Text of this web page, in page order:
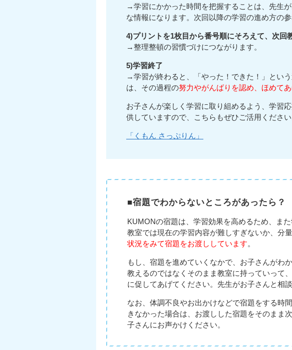
→学習にかかった時間を把握することは、先生
な情報になります。次回以降の学習の進め方の参
4)プリントを1枚目から番号順にそろえて、次回
→整理整頓の習慣づけにつながります。
5)学習終了
→学習が終わると、「やった！できた！」とい
は、その過程の努力やがんばりを認め、ほめて
お子さんが楽しく学習に取り組めるよう、学習
供していますので、こちらもぜひご活用ください
「くもん さっぷりん」
■宿題でわからないところがあったら？
KUMONの宿題は、学習効果を高めるため、ま
教室では現在の学習内容が難しすぎないか、分
状況をみて宿題をお渡ししています。
もし、宿題を進めていくなかで、お子さんがわ
教えるのではなくそのまま教室に持っていって
に促してあげてください。先生がお子さんと相
なお、体調不良やお出かけなどで宿題をする時
きなかった場合は、お渡しした宿題をそのまま
子さんにお声かけください。